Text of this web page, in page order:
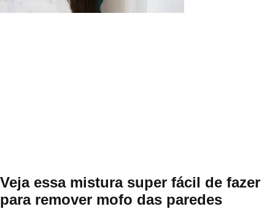
Veja essa mistura super fácil de fazer
para remover mofo das paredes